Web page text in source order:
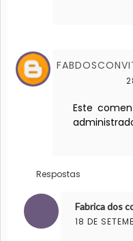
Este
Respostas
Fabrica dos
18 DE